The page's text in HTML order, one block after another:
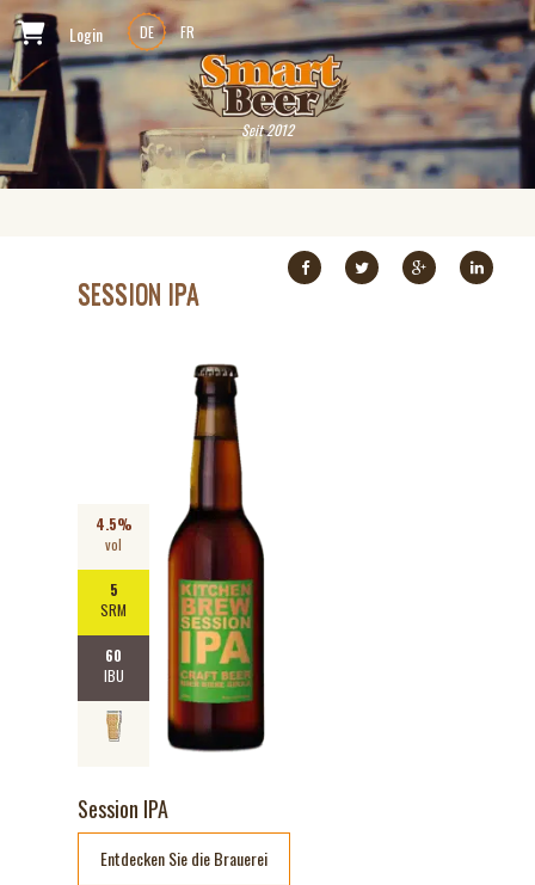
Login DE FR
Seit 2012
SESSION IPA
Session IPA
4.5%
vol
5
SRM
60
IBU
Entdecken Sie die Brauerei